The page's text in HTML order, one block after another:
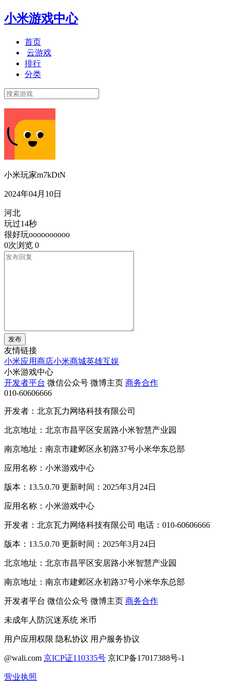
小米游戏中心
首页
云游戏
排行
分类
小米玩家m7kDtN
2024年04月10日
河北
玩过14秒
很好玩oooooooooo
0次浏览 0
发布
友情链接
小米应用商店小米商城英雄互娱
小米游戏中心
开发者平台 微信公众号 微博主页 商务合作
010-60606666
开发者：北京瓦力网络科技有限公司
北京地址：北京市昌平区安居路小米智慧产业园
南京地址：南京市建邺区永初路37号小米华东总部
应用名称：小米游戏中心
版本：13.5.0.70 更新时间：2025年3月24日
应用名称：小米游戏中心
开发者：北京瓦力网络科技有限公司 电话：010-60606666
版本：13.5.0.70 更新时间：2025年3月24日
北京地址：北京市昌平区安居路小米智慧产业园
南京地址：南京市建邺区永初路37号小米华东总部
开发者平台 微信公众号 微博主页 商务合作
未成年人防沉迷系统 米币
用户应用权限 隐私协议 用户服务协议
@wali.com 京ICP证110335号 京ICP备17017388号-1
营业执照